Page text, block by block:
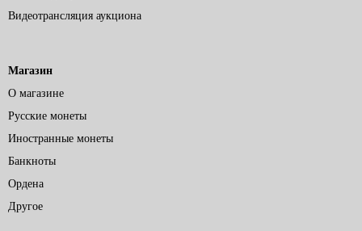
Видеотрансляция аукциона
Магазин
О магазине
Русские монеты
Иностранные монеты
Банкноты
Ордена
Другое